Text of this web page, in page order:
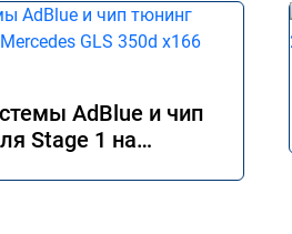
AdBlue и чип
Stage 1 на